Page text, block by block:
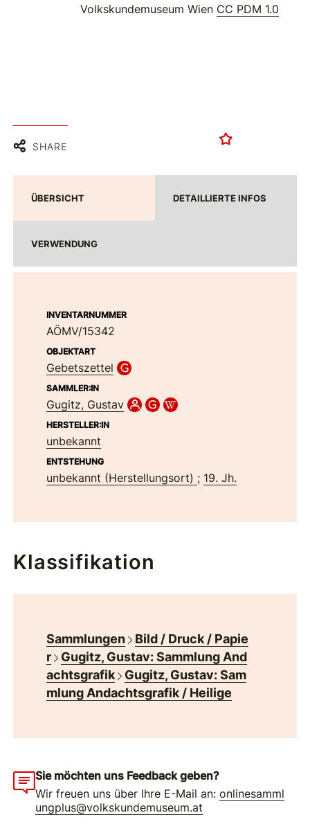
Volkskundemuseum Wien CC PDM 1.0
SHARE
ÜBERSICHT DETAILLIERTE INFOS
VERWENDUNG
INVENTARNUMMER
AÖMV/15342
OBJEKTART
Gebetszettel
SAMMLER:IN
Gugitz, Gustav
HERSTELLER:IN
unbekannt
ENTSTEHUNG
unbekannt (Herstellungsort) ; 19. Jh.
Klassifikation
Sammlungen
Bild / Druck / Papie
r
Gugitz, Gustav: Sammlung And
achtsgrafik
Gugitz, Gustav: Sam
mlung Andachtsgrafik / Heilige
Sie möchten uns Feedback geben?
Wir freuen uns über Ihre E-Mail an:onlinesamml
ungplus@volkskundemuseum.at